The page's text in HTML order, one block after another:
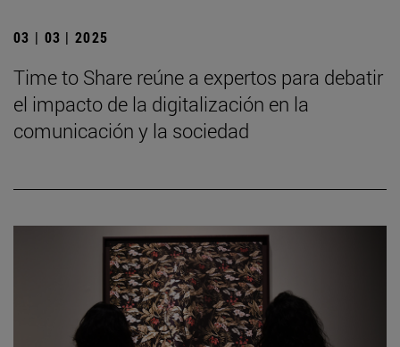
03 | 03 | 2025
Time to Share reúne a expertos para debatir
el impacto de la digitalización en la
comunicación y la sociedad